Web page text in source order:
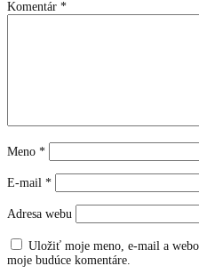
Komentár *
Meno *
E-mail *
Adresa webu
Uložiť moje meno, e-mail a
moje budúce komentáre.